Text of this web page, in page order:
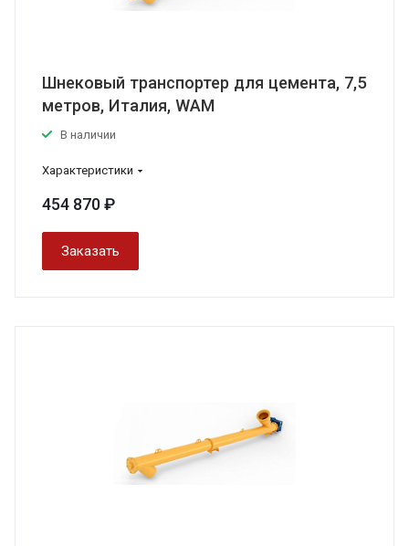
Шнековый транспортер для цемента, 7,5
метров, Италия, WAM
В наличии
Характеристики
454 870 ₽
Заказать